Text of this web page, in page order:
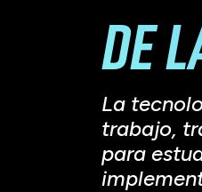
De
La
trabajo,
para